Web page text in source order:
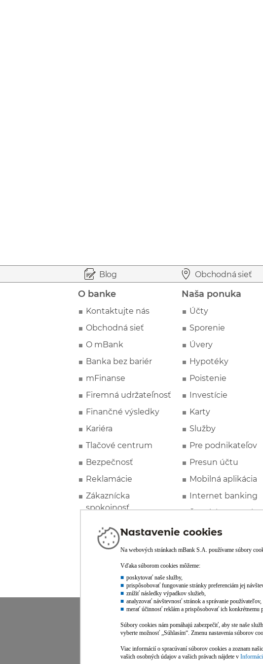
Blog Obchodná sieť
O banke
Kontaktujte nás
Obchodná sieť
O mBank
Banka bez bariér
mFinanse
Firemná udržateľnosť
Finančné výsledky
Kariéra
Tlačové centrum
Bezpečnosť
Reklamácie
Zákaznícka
spokojnosť
Naša ponuka
Účty
Sporenie
Úvery
Hypotéky
Poistenie
Investície
Karty
Služby
Pre podnikateľov
Presun účtu
Mobilná aplikácia
Internet banking
Špeciálne ponuky